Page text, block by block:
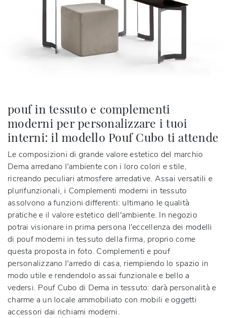
pouf in tessuto e complementi
moderni per personalizzare i tuoi
interni: il modello Pouf Cubo ti attende
Le composizioni di grande valore estetico del marchio
Dema arredano l'ambiente con i loro colori e stile,
ricreando peculiari atmosfere arredative. Assai versatili e
plurifunzionali, i Complementi moderni in tessuto
assolvono a funzioni differenti: ultimano le qualità
pratiche e il valore estetico dell'ambiente. In negozio
potrai visionare in prima persona l'eccellenza dei modelli
di pouf moderni in tessuto della firma, proprio come
questa proposta in foto. Complementi e pouf
personalizzano l'arredo di casa, riempiendo lo spazio in
modo utile e rendendolo assai funzionale e bello a
vedersi. Pouf Cubo di Dema in tessuto: darà personalità e
charme a un locale ammobiliato con mobili e oggetti
accessori dai richiami moderni.